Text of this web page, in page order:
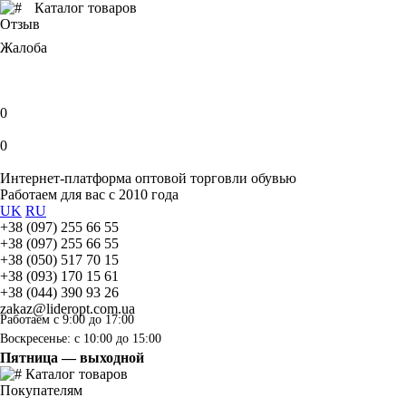
Каталог товаров
Отзыв
Жалоба
0
0
Интернет-платформа оптовой торговли обувью
Работаем для вас с 2010 года
UK RU
+38 (097) 255 66 55
+38 (097) 255 66 55
+38 (050) 517 70 15
+38 (093) 170 15 61
+38 (044) 390 93 26
zakaz@lideropt.com.ua
Работаем с 9:00 до 17:00
Воскресенье: с 10:00 до 15:00
Пятница — выходной
Каталог товаров
Покупателям